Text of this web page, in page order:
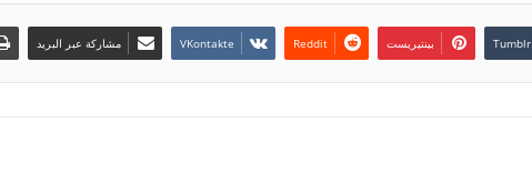
بينتيريست مشاركة عبر البريد